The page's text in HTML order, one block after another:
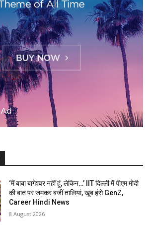
‘मैं बाबा बागेश्वर नहीं हूं, लेकिन…’ IIT दिल्ली में पीएम मोदी
की बात पर जमकर बजीं तालियां, खूब हंसे GenZ,
Career Hindi News
8 August 2026